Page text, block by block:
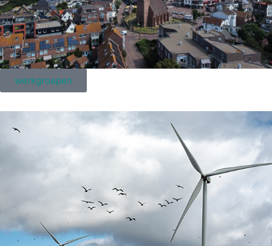
werkgroepen